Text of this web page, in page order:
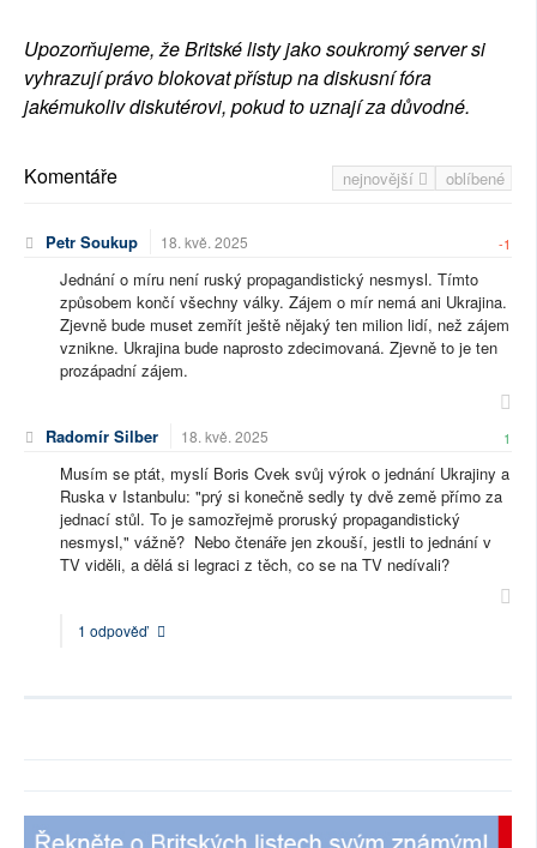
Upozorňujeme, že Britské listy jako soukromý server si
vyhrazují právo blokovat přístup na diskusní fóra
jakémukoliv diskutérovi, pokud to uznají za důvodné.
nejnovější oblíbené
Komentáře
Petr Soukup 18. kvě. 2025 -1
Jednání o míru není ruský propagandistický nesmysl. Tímto
způsobem končí všechny války. Zájem o mír nemá ani Ukrajina.
Zjevně bude muset zemřít ještě nějaký ten milion lidí, než zájem
vznikne. Ukrajina bude naprosto zdecimovaná. Zjevně to je ten
prozápadní zájem.
Radomír Silber 18. kvě. 2025 1
Musím se ptát, myslí Boris Cvek svůj výrok o jednání Ukrajiny a
Ruska v Istanbulu: "prý si konečně sedly ty dvě země přímo za
jednací stůl. To je samozřejmě proruský propagandistický
nesmysl," vážně? Nebo čtenáře jen zkouší, jestli to jednání v
TV viděli, a dělá si legraci z těch, co se na TV nedívali?
1 odpověď